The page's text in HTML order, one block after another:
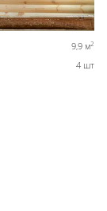
9,9 м2
4 шт